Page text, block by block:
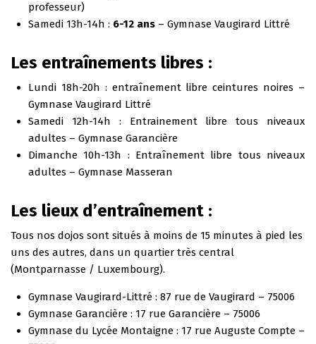
professeur)
Samedi 13h-14h : 6-12 ans – Gymnase Vaugirard Littré
Les entraînements libres :
Lundi 18h-20h : entraînement libre ceintures noires –
Gymnase Vaugirard Littré
Samedi 12h-14h : Entrainement libre tous niveaux
adultes – Gymnase Garancière
Dimanche 10h-13h : Entraînement libre tous niveaux
adultes – Gymnase Masseran
Les lieux d’entraînement :
Tous nos dojos sont situés à moins de 15 minutes à pied les
uns des autres, dans un quartier très central
(Montparnasse / Luxembourg).
Gymnase Vaugirard-Littré : 87 rue de Vaugirard – 75006
Gymnase Garancière : 17 rue Garancière – 75006
Gymnase du Lycée Montaigne : 17 rue Auguste Compte –